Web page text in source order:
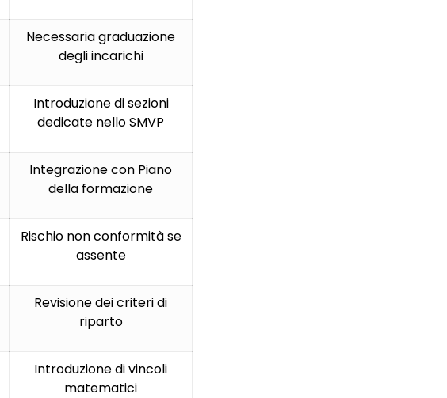
Necessaria graduazione
degli incarichi
Introduzione di sezioni
dedicate nello SMVP
Integrazione con Piano
della formazione
Rischio non conformità se
assente
Revisione dei criteri di
riparto
Introduzione di vincoli
matematici